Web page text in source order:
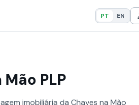
PT EN
PLP
imobiliária da Chaves na Mão